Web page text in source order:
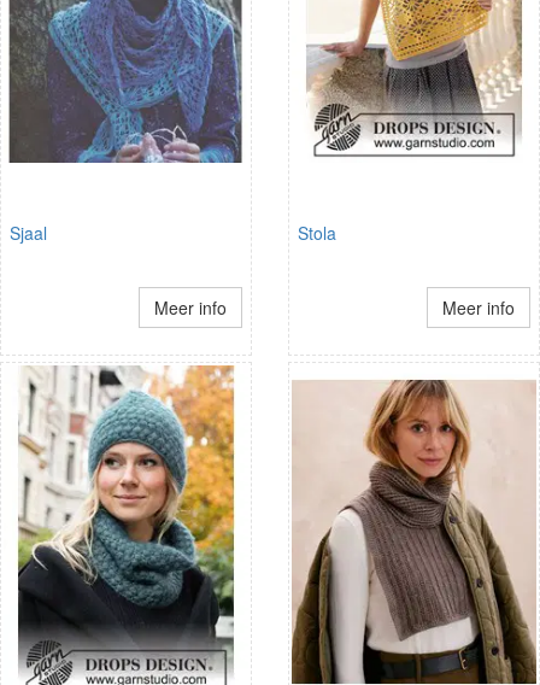
Sjaal
Meer info
Stola
Meer info